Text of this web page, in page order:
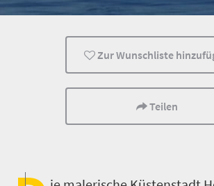
Fußsafaris Natur
Zur Wunschliste
Teilen